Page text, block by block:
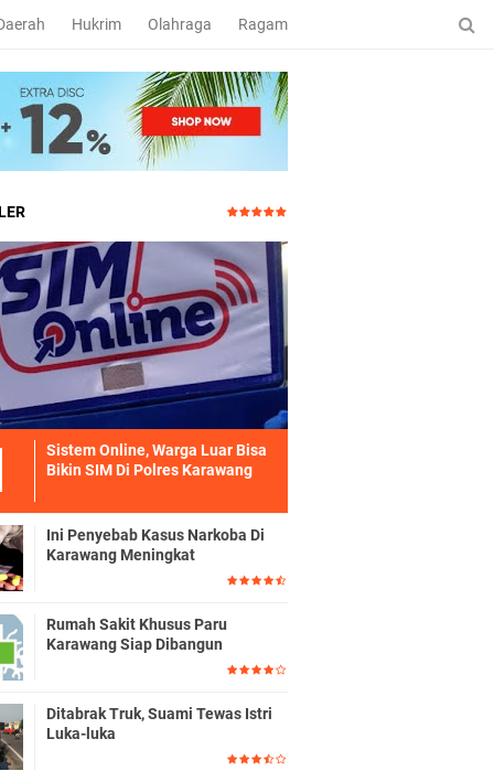
Hukrim Olahraga Ragam
Sistem Online, Warga Luar Bisa
Bikin SIM Di Polres Karawang
Ini Penyebab Kasus Narkoba Di
Karawang Meningkat
Rumah Sakit Khusus Paru
Karawang Siap Dibangun
Ditabrak Truk, Suami Tewas Istri
Luka-luka